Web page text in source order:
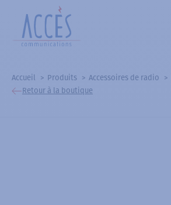
Accueil Produits Accessoires de radio
Retour à la boutique